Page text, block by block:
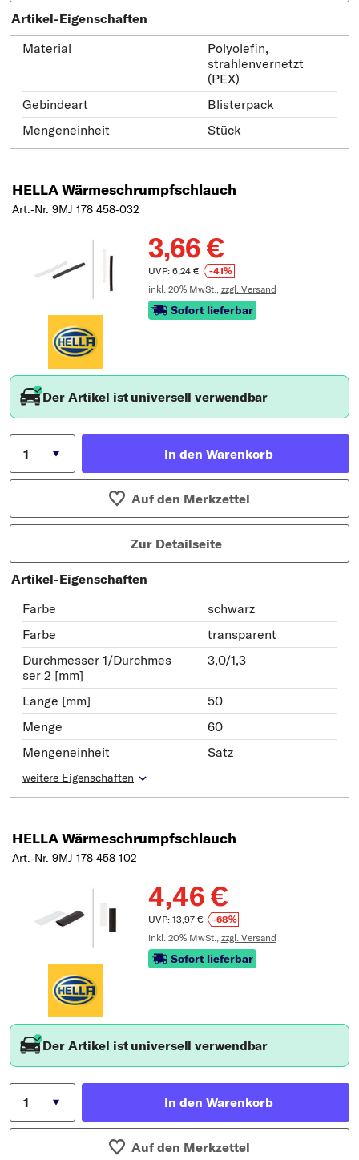
Artikel-Eigenschaften
Material
Polyolefin,
strahlenvernetzt
(PEX)
Gebindeart
Blisterpack
Mengeneinheit
Stück
HELLA Wärmeschrumpfschlauch
Art.-Nr. 9MJ 178 458-032
3,66 €
UVP: 6,24 €
-41%
inkl. 20% MwSt., zzgl. Versand
Sofort lieferbar
Der Artikel ist universell verwendbar
In den Warenkorb
Auf den Merkzettel
Zur Detailseite
Artikel-Eigenschaften
Farbe
schwarz
Farbe
transparent
Durchmesser 1/Durchmes
ser 2 [mm]
3,0/1,3
Länge [mm]
50
Menge
60
Mengeneinheit
Satz
weitere Eigenschaften
HELLA Wärmeschrumpfschlauch
Art.-Nr. 9MJ 178 458-102
4,46 €
UVP: 13,97 €
-68%
inkl. 20% MwSt., zzgl. Versand
Sofort lieferbar
Der Artikel ist universell verwendbar
In den Warenkorb
Auf den Merkzettel